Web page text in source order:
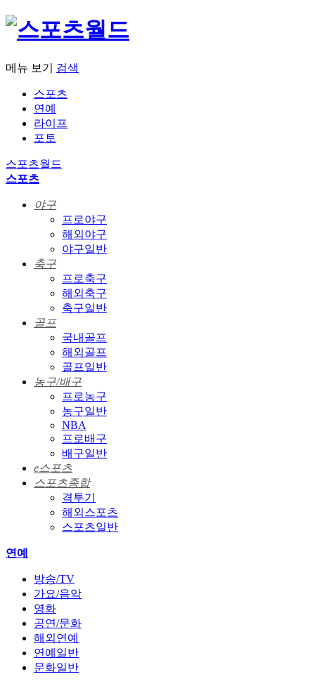
메뉴 보기 검색
스포츠
연예
라이프
포토
스포츠월드
스포츠
야구
프로야구
해외야구
야구일반
축구
프로축구
해외축구
축구일반
골프
국내골프
해외골프
골프일반
농구/배구
프로농구
농구일반
NBA
프로배구
배구일반
e스포츠
스포츠종합
격투기
해외스포츠
스포츠일반
연예
방송/TV
가요/음악
영화
공연/문화
해외연예
연예일반
문화일반